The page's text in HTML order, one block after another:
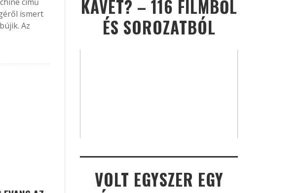
című
ismert
Az
KÁVÉT? – 116 FILMBŐL
ÉS SOROZATBÓL
VOLT EGYSZER EGY